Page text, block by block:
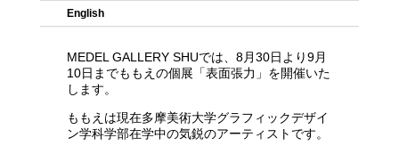
English
MEDEL GALLERY SHUでは、8月30日より9月
10日までももえの個展「表面張力」を開催いた
します。
ももえは現在多摩美術大学グラフィックデザイ
ン学科学部在学中の気鋭のアーティストです。